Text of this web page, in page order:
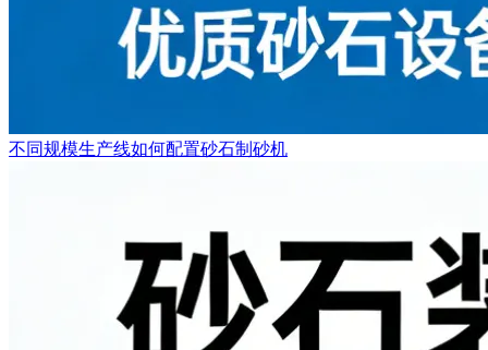
不同规模生产线如何配置砂石制砂机